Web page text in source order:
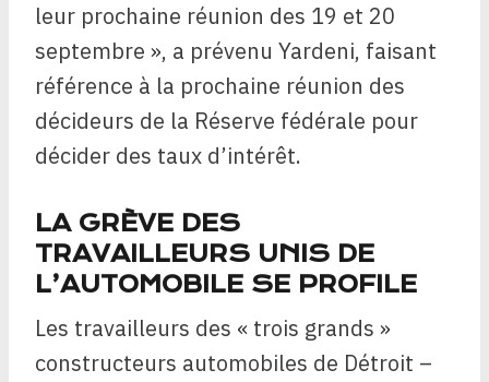
leur prochaine réunion des 19 et 20
septembre », a prévenu Yardeni, faisant
référence à la prochaine réunion des
décideurs de la Réserve fédérale pour
décider des taux d’intérêt.
LA GRÈVE DES
TRAVAILLEURS UNIS DE
L’AUTOMOBILE SE PROFILE
Les travailleurs des « trois grands »
constructeurs automobiles de Détroit –